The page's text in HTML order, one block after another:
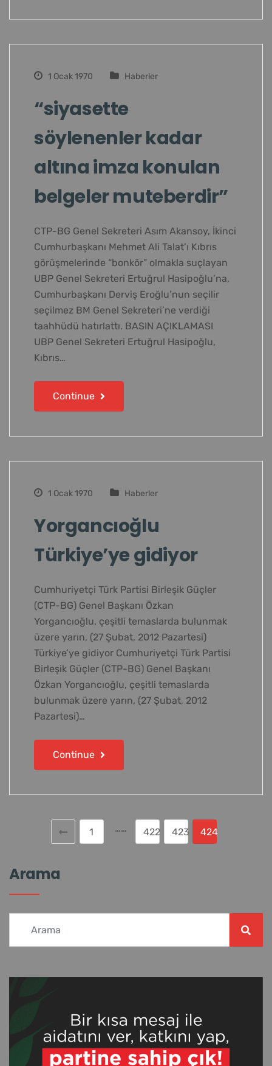
1 Ocak 1970 Haberler
“siyasette
söylenenler kadar
altına imza konulan
belgeler muteberdir”
CTP-BG Genel Sekreteri Asım Akansoy, İkinci
Cumhurbaşkanı Mehmet Ali Talat’ı Kıbrıs
görüşmelerinde “bonkör” olmakla suçlayan
UBP Genel Sekreteri Ertuğrul Hasipoğlu’na,
Cumhurbaşkanı Derviş Eroğlu’nun seçilir
seçilmez BM Genel Sekreteri’ne verdiği
taahhüdü hatırlattı. BASIN AÇIKLAMASI
UBP Genel Sekreteri Ertuğrul Hasipoğlu,
Kıbrıs…
Continue
1 Ocak 1970 Haberler
Yorgancıoğlu
Türkiye’ye gidiyor
Cumhuriyetçi Türk Partisi Birleşik Güçler
(CTP-BG) Genel Başkanı Özkan
Yorgancıoğlu, çeşitli temaslarda bulunmak
üzere yarın, (27 Şubat, 2012 Pazartesi)
Türkiye’ye gidiyor Cumhuriyetçi Türk Partisi
Birleşik Güçler (CTP-BG) Genel Başkanı
Özkan Yorgancıoğlu, çeşitli temaslarda
bulunmak üzere yarın, (27 Şubat, 2012
Pazartesi)…
Continue
1 …… 422 423 424
Arama